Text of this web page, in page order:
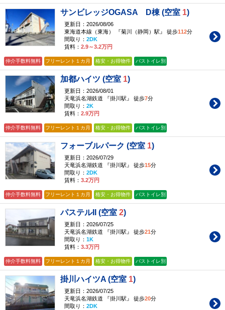
サンビレッジOGASA D棟 (空室 1)
更新日：2026/08/06
東海道本線（東海） 『菊川（静岡）駅』 徒歩112分
間取り： 2DK
賃料： 2.9～3.2万円
仲介手数料無料 フリーレント１カ月 格安・お得物件 バストイレ別
加都ハイツ (空室 1)
更新日：2026/08/01
天竜浜名湖鉄道 『掛川駅』 徒歩7分
間取り： 2K
賃料： 2.9万円
仲介手数料無料 フリーレント１カ月 格安・お得物件 バストイレ別
フォーブルパーク (空室 1)
更新日：2026/07/29
天竜浜名湖鉄道 『掛川駅』 徒歩15分
間取り： 2DK
賃料： 3.2万円
仲介手数料無料 フリーレント１カ月 格安・お得物件 バストイレ別
パステルII (空室 2)
更新日：2026/07/25
天竜浜名湖鉄道 『掛川駅』 徒歩21分
間取り： 1K
賃料： 3.3万円
仲介手数料無料 フリーレント１カ月 格安・お得物件 バストイレ別
掛川ハイツA (空室 1)
更新日：2026/07/25
天竜浜名湖鉄道 『掛川駅』 徒歩20分
間取り： 2DK